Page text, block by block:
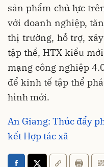
sản phẩm chủ lực
với doanh nghiệp,
thị trường, hỗ trợ,
tập thể, HTX kiểu
mạng công nghiệp
để kinh tế tập thể
hình mới.
An Giang: Thúc đẩy
kết Hợp tác xã